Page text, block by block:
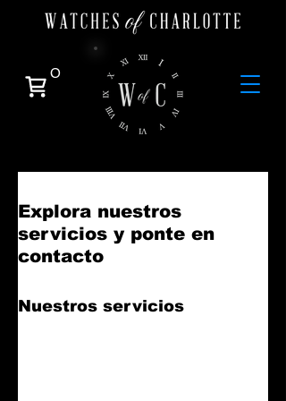
0
Explora nuestros
servicios y ponte en
contacto
Nuestros servicios